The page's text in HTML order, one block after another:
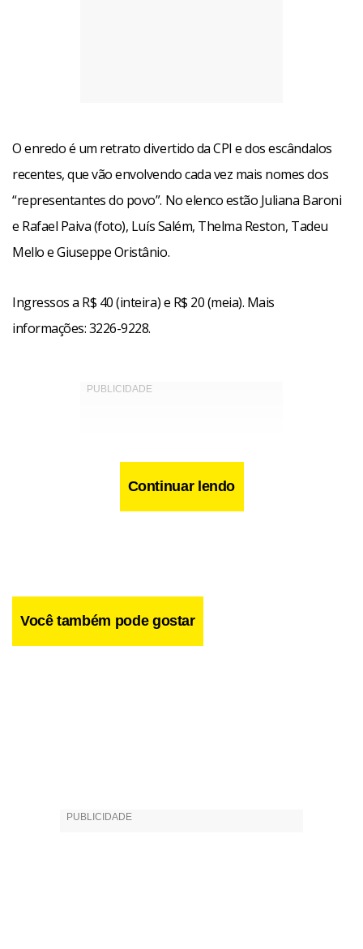
O enredo é um retrato divertido da CPI e dos escândalos
recentes, que vão envolvendo cada vez mais nomes dos
“representantes do povo”. No elenco estão Juliana Baroni
e Rafael Paiva (foto), Luís Salém, Thelma Reston, Tadeu
Mello e Giuseppe Oristânio.
Ingressos a R$ 40 (inteira) e R$ 20 (meia). Mais
informações: 3226-9228.
Continuar lendo
Você também pode gostar